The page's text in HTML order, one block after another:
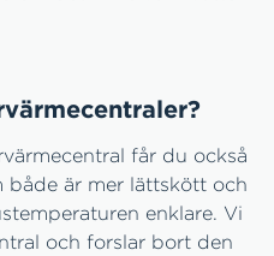
får du också
både är mer lättskött och
enklare. Vi
och forslar bort den